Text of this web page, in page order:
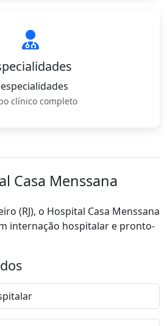
clínico completo
Casa Menssana
(RJ), o Hospital Casa Menssana
internação hospitalar e pronto-